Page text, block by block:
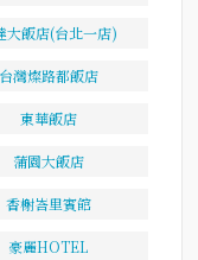
大飯店(台北一店)
台灣燦路都飯店
東華飯店
蒲園大飯店
香榭峇里賓館
豪麗HOTEL